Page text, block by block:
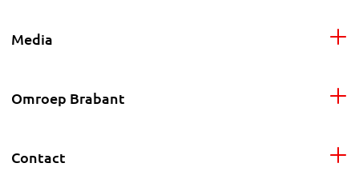
Media
Omroep Brabant
Contact